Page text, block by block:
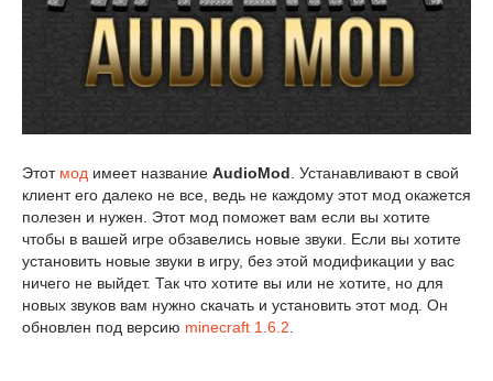
Этот мод имеет название AudioMod. Устанавливают в свой
клиент его далеко не все, ведь не каждому этот мод окажется
полезен и нужен. Этот мод поможет вам если вы хотите
чтобы в вашей игре обзавелись новые звуки. Если вы хотите
установить новые звуки в игру, без этой модификации у вас
ничего не выйдет. Так что хотите вы или не хотите, но для
новых звуков вам нужно скачать и установить этот мод. Он
обновлен под версию minecraft 1.6.2.